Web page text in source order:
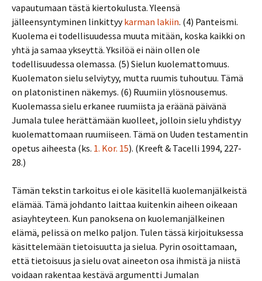
vapautumaan tästä kiertokulusta. Yleensä
jälleensyntyminen linkittyykarman lakiin. (4) Panteismi.
Kuolema ei todellisuudessa muuta mitään, koska kaikki on
yhtä ja samaa ykseyttä. Yksilöä ei näin ollen ole
todellisuudessa olemassa. (5) Sielun kuolemattomuus.
Kuolematon sielu selviytyy, mutta ruumis tuhoutuu. Tämä
on platonistinen näkemys. (6) Ruumiin ylösnousemus.
Kuolemassa sielu erkanee ruumiista ja eräänä päivänä
Jumala tulee herättämään kuolleet, jolloin sielu yhdistyy
kuolemattomaan ruumiiseen. Tämä on Uuden testamentin
opetus aiheesta (ks. 1. Kor. 15). (Kreeft & Tacelli 1994, 227-
28.)
Tämän tekstin tarkoitus ei ole käsitellä kuolemanjälkeistä
elämää. Tämä johdanto laittaa kuitenkin aiheen oikeaan
asiayhteyteen. Kun panoksena on kuolemanjälkeinen
elämä, pelissä on melko paljon. Tulen tässä kirjoituksessa
käsittelemään tietoisuutta ja sielua. Pyrin osoittamaan,
että tietoisuus ja sielu ovat aineeton osa ihmistä ja niistä
voidaan rakentaa kestävä argumentti Jumalan